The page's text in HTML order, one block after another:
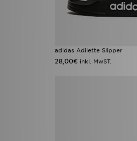
adidas Adilette Slipper
28,00€ inkl. MwST.